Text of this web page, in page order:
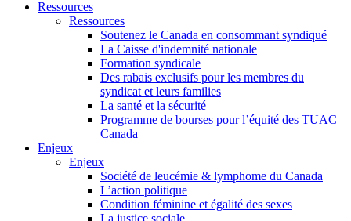
Ressources
Ressources
Soutenez le Canada en consommant syndiqué
La Caisse d'indemnité nationale
Formation syndicale
Des rabais exclusifs pour les membres du
syndicat et leurs families
La santé et la sécurité
Programme de bourses pour l’équité des TUAC
Canada
Enjeux
Enjeux
Société de leucémie & lymphome du Canada
L’action politique
Condition féminine et égalité des sexes